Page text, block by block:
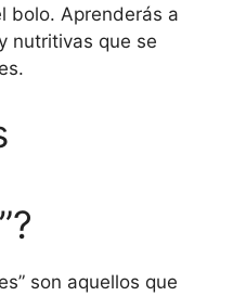
bolo. Aprenderás a
nutritivas que se
son aquellos que